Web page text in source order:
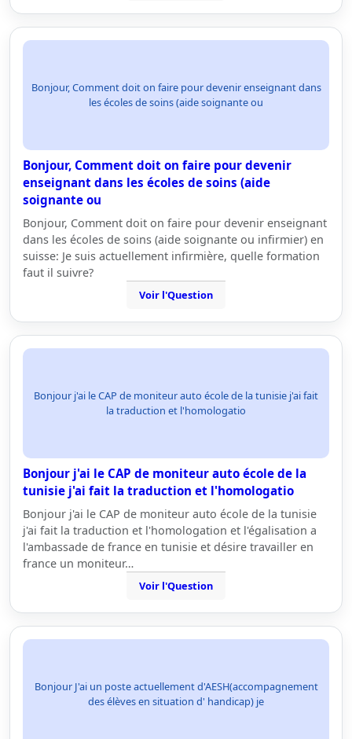
Bonjour, Comment doit on faire pour devenir enseignant dans
les écoles de soins (aide soignante ou
Bonjour, Comment doit on faire pour devenir
enseignant dans les écoles de soins (aide
soignante ou
Bonjour, Comment doit on faire pour devenir enseignant
dans les écoles de soins (aide soignante ou infirmier) en
suisse: Je suis actuellement infirmière, quelle formation
faut il suivre?
Voir l'Question
Bonjour j'ai le CAP de moniteur auto école de la tunisie j'ai fait
la traduction et l'homologatio
Bonjour j'ai le CAP de moniteur auto école de la
tunisie j'ai fait la traduction et l'homologatio
Bonjour j'ai le CAP de moniteur auto école de la tunisie
j'ai fait la traduction et l'homologation et l'égalisation a
l'ambassade de france en tunisie et désire travailler en
france un moniteur…
Voir l'Question
Bonjour J'ai un poste actuellement d'AESH(accompagnement
des élèves en situation d' handicap) je